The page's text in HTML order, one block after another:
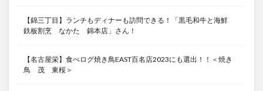
【錦三丁目】ランチもディナーも訪問できる！「黒毛和牛と海鮮
鉄板割烹 なかた 錦本店」さん！
【名古屋栄】食べログ焼き鳥EAST百名店2023にも選出！！＜焼き
鳥 茂 東桜＞